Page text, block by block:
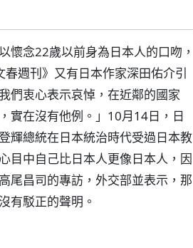
懷念22歲以前身為日本人的口吻，
週刊》又有日本作家深田佑介引
們衷心表示哀悼，在近鄰的國家
實在沒有他例。」10月14日，日
輝總統在日本統治時代受過日本教
目中自己比日本人更像日本人，因
尾昌司的專訪，外交部並表示，那
有駁正的聲明。